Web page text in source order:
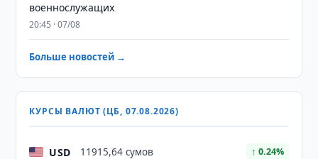
военнослужащих
20:45 · 07/08
Больше новостей →
КУРСЫ ВАЛЮТ (ЦБ, 07.08.2026)
USD 11915,64 сумов ↑ 0.24%